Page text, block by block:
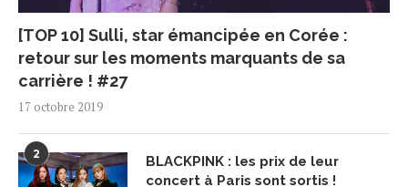
[TOP 10] Sulli, star émancipée en Corée :
retour sur les moments marquants de sa
carrière ! #27
17 octobre 2019
2
BLACKPINK : les prix de leur
concert à Paris sont sortis !